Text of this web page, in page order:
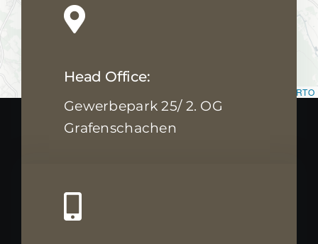
CARTO
Head Office:
Gewerbepark 25/ 2. OG
Grafenschachen